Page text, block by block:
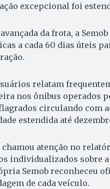
excepcional foi
da frota, a
a cada 60 dias úteis
relatam
nos ônibus operados
circulando com
estendida até
atenção no
individualizados sobre
Semob reconheceu
de cada veículo.